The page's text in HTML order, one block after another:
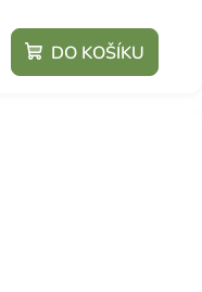
DO KOŠÍKU